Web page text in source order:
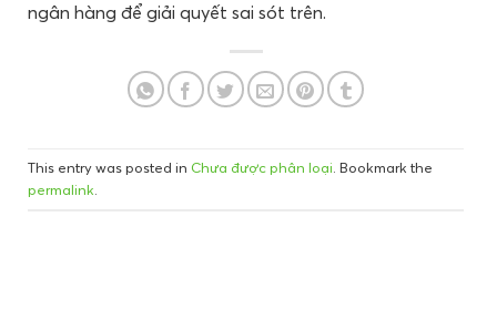
ngân hàng để giải quyết sai sót trên.
This entry was posted in Chưa được phân loại. Bookmark the
permalink.